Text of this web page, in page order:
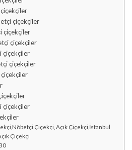
çiçekçiler
çiçekçiler
çiçekçiler
çiçekçiler
çiçekçiler
çiçekçiler
Çiçekçi, Açık Çiçekçi,İstanbul
Çiçekçi